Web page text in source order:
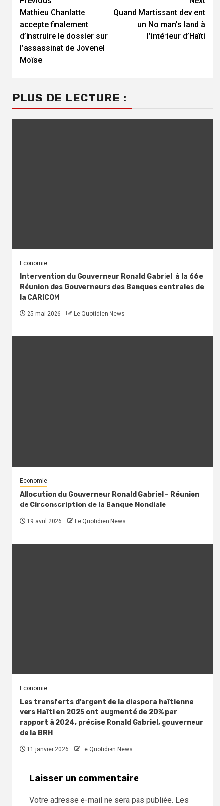
Continue
Reading
Mathieu Chanlatte
accepte finalement
d’instruire le dossier sur
l’assassinat de Jovenel
Moïse
Quand Martissant devient
un No man’s land à
l’intérieur d’Haïti
PLUS DE LECTURE :
Economie
Intervention du Gouverneur Ronald Gabriel à la 66e
Réunion des Gouverneurs des Banques centrales de
la CARICOM
25 mai 2026 Le Quotidien News
Economie
Allocution du Gouverneur Ronald Gabriel – Réunion
de Circonscription de la Banque Mondiale
19 avril 2026 Le Quotidien News
Economie
Les transferts d’argent de la diaspora haïtienne
vers Haïti en 2025 ont augmenté de 20% par
rapport à 2024, précise Ronald Gabriel, gouverneur
de la BRH
11 janvier 2026 Le Quotidien News
Laisser un commentaire
Votre adresse e-mail ne sera pas publiée. Les